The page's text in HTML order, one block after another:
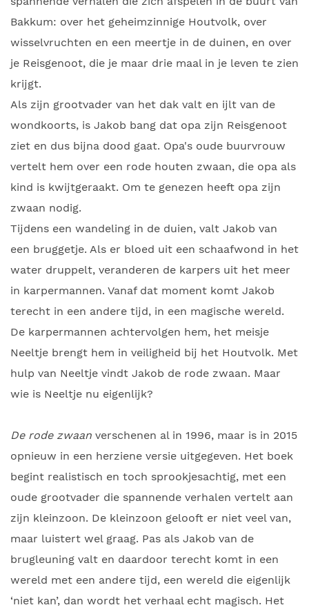
Bakkum: over het geheimzinnige Houtvolk, over
wisselvruchten en een meertje in de duinen, en over
je Reisgenoot, die je maar drie maal in je leven te zien
krijgt.
Als zijn grootvader van het dak valt en ijlt van de
wondkoorts, is Jakob bang dat opa zijn Reisgenoot
ziet en dus bijna dood gaat. Opa's oude buurvrouw
vertelt hem over een rode houten zwaan, die opa als
kind is kwijtgeraakt. Om te genezen heeft opa zijn
zwaan nodig.
Tijdens een wandeling in de duien, valt Jakob van
een bruggetje. Als er bloed uit een schaafwond in het
water druppelt, veranderen de karpers uit het meer
in karpermannen. Vanaf dat moment komt Jakob
terecht in een andere tijd, in een magische wereld.
De karpermannen achtervolgen hem, het meisje
Neeltje brengt hem in veiligheid bij het Houtvolk. Met
hulp van Neeltje vindt Jakob de rode zwaan. Maar
wie is Neeltje nu eigenlijk?
De rode zwaan verschenen al in 1996, maar is in 2015
opnieuw in een herziene versie uitgegeven. Het boek
begint realistisch en toch sprookjesachtig, met een
oude grootvader die spannende verhalen vertelt aan
zijn kleinzoon. De kleinzoon gelooft er niet veel van,
maar luistert wel graag. Pas als Jakob van de
brugleuning valt en daardoor terecht komt in een
wereld met een andere tijd, een wereld die eigenlijk
‘niet kan’, dan wordt het verhaal echt magisch. Het